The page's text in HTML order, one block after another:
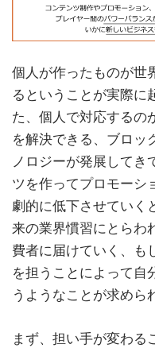
個人が作ったものが世
るということが実際に
た、個人で対応するの
を解決できる、ブロッ
ノロジーが発展してき
ツを作ってプロモーシ
劇的に低下させていく
来の業界慣習にとらわ
費者に届けていく、も
を担うことによって自
うようなことが求めら
まず、担い手が変わる